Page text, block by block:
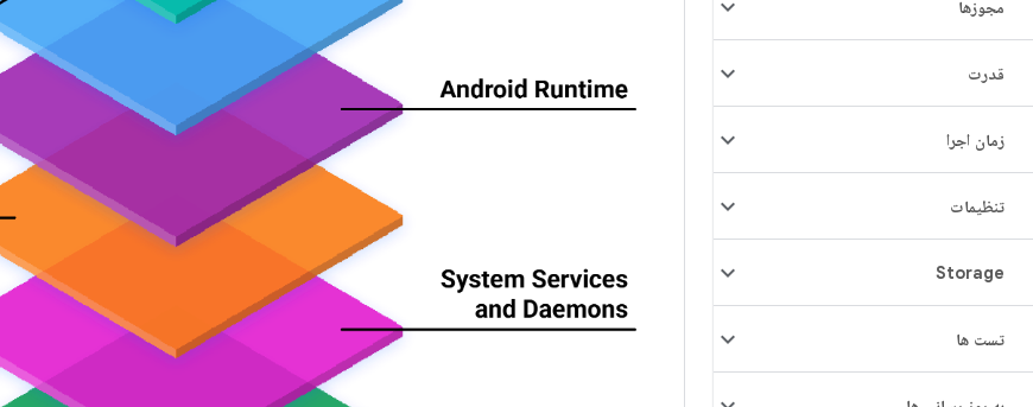
مجوزها
قدرت
زمان اجرا
تنظیمات
Storage
تست ها